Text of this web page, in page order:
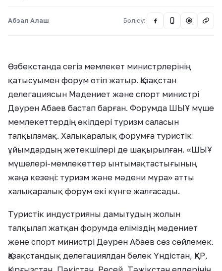
Абзал Алаш Бөлісу: @
Өзбекстанда сегіз мемлекет министрлерінің
қатысуымен форум өтіп жатыр. Қазақстан
делегациясын Мәдениет және спорт министрі
Дәурен Абаев бастап барған. Форумда ШЫҰ мүше
мемлекеттердің өкілдері туризм саласын
талқыламақ. Халықаралық форумға туристік
ұйымдардың жетекшілері де шақырылған. «ШЫҰ
мүшелері-мемлекеттер ынтымақтастығының
жаңа кезеңі: туризм және мәдени мұра» атты
халықаралық форум екі күнге жалғасады.
Туристік индустрияны дамытудың жолын
талқылап жатқан форумда еліміздің мәдениет
және спорт министрі Дәурен Абаев сөз сөйлемек.
Қазақстандық делегациялдан бөлек Үндістан, ҚХР,